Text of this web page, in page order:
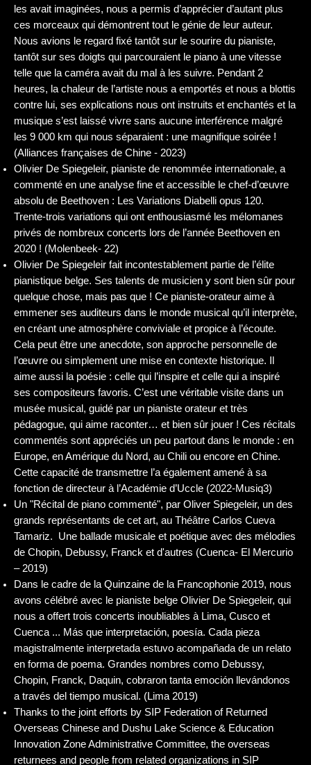
les avait imaginées, nous a permis d’apprécier d’autant plus
ces morceaux qui démontrent tout le génie de leur auteur.
Nous avions le regard fixé tantôt sur le sourire du pianiste,
tantôt sur ses doigts qui parcouraient le piano à une vitesse
telle que la caméra avait du mal à les suivre. Pendant 2
heures, la chaleur de l’artiste nous a emportés et nous a blottis
contre lui, ses explications nous ont instruits et enchantés et la
musique s’est laissé vivre sans aucune interférence malgré
les 9 000 km qui nous séparaient : une magnifique soirée !
(Alliances françaises de Chine - 2023)
Olivier De Spiegeleir, pianiste de renommée internationale, a
commenté en une analyse fine et accessible le chef-d’œuvre
absolu de Beethoven : Les Variations Diabelli opus 120.
Trente-trois variations qui ont enthousiasmé les mélomanes
privés de nombreux concerts lors de l’année Beethoven en
2020 ! (Molenbeek- 22)
Olivier De Spiegeleir fait incontestablement partie de l’élite
pianistique belge. Ses talents de musicien y sont bien sûr pour
quelque chose, mais pas que ! Ce pianiste-orateur aime à
emmener ses auditeurs dans le monde musical qu’il interprète,
en créant une atmosphère conviviale et propice à l’écoute.
Cela peut être une anecdote, son approche personnelle de
l’œuvre ou simplement une mise en contexte historique. Il
aime aussi la poésie : celle qui l’inspire et celle qui a inspiré
ses compositeurs favoris. C’est une véritable visite dans un
musée musical, guidé par un pianiste orateur et très
pédagogue, qui aime raconter… et bien sûr jouer ! Ces récitals
commentés sont appréciés un peu partout dans le monde : en
Europe, en Amérique du Nord, au Chili ou encore en Chine.
Cette capacité de transmettre l’a également amené à sa
fonction de directeur à l’Académie d’Uccle (2022-Musiq3)
Un "Récital de piano commenté", par Oliver Spiegeleir, un des
grands représentants de cet art, au Théâtre Carlos Cueva
Tamariz. Une ballade musicale et poétique avec des mélodies
de Chopin, Debussy, Franck et d'autres (Cuenca- El Mercurio
– 2019)
Dans le cadre de la Quinzaine de la Francophonie 2019, nous
avons célébré avec le pianiste belge Olivier De Spiegeleir, qui
nous a offert trois concerts inoubliables à Lima, Cusco et
Cuenca ... Más que interpretación, poesía. Cada pieza
magistralmente interpretada estuvo acompañada de un relato
en forma de poema. Grandes nombres como Debussy,
Chopin, Franck, Daquin, cobraron tanta emoción llevándonos
a través del tiempo musical. (Lima 2019)
Thanks to the joint efforts by SIP Federation of Returned
Overseas Chinese and Dushu Lake Science & Education
Innovation Zone Administrative Committee, the overseas
returnees and people from related organizations in SIP